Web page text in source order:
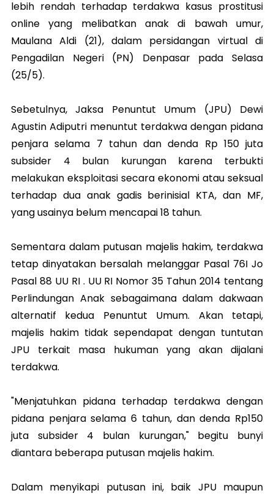
lebih rendah terhadap terdakwa kasus prostitusi
online yang melibatkan anak di bawah umur,
Maulana Aldi (21), dalam persidangan virtual di
Pengadilan Negeri (PN) Denpasar pada Selasa
(25/5).
Sebetulnya, Jaksa Penuntut Umum (JPU) Dewi
Agustin Adiputri menuntut terdakwa dengan pidana
penjara selama 7 tahun dan denda Rp 150 juta
subsider 4 bulan kurungan karena terbukti
melakukan eksploitasi secara ekonomi atau seksual
terhadap dua anak gadis berinisial KTA, dan MF,
yang usainya belum mencapai 18 tahun.
Sementara dalam putusan majelis hakim, terdakwa
tetap dinyatakan bersalah melanggar Pasal 76I Jo
Pasal 88 UU RI . UU RI Nomor 35 Tahun 2014 tentang
Perlindungan Anak sebagaimana dalam dakwaan
alternatif kedua Penuntut Umum. Akan tetapi,
majelis hakim tidak sependapat dengan tuntutan
JPU terkait masa hukuman yang akan dijalani
terdakwa.
"Menjatuhkan pidana terhadap terdakwa dengan
pidana penjara selama 6 tahun, dan denda Rp150
juta subsider 4 bulan kurungan," begitu bunyi
diantara beberapa putusan majelis hakim.
Dalam menyikapi putusan ini, baik JPU maupun